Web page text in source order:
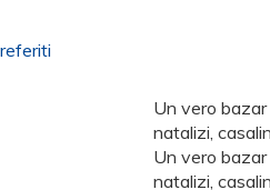
Un vero
natalizi,
Un vero
natalizi,